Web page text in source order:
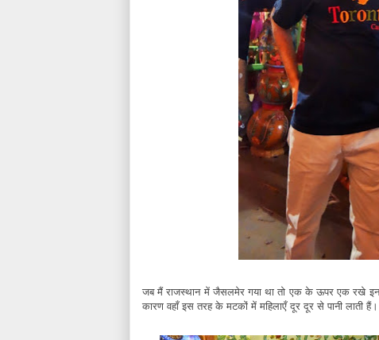
जब मैं राजस्थान में जैसलमेर गया था तो एक के ऊपर एक रखे
कारण वहाँ इस तरह के मटकों में महिलाएँ दूर दूर से पानी लाती